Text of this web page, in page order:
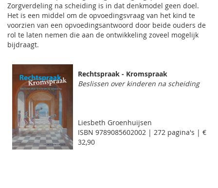
Zorgverdeling na scheiding is in dat denkmodel geen doel.
Het is een middel om de opvoedingsvraag van het kind te
voorzien van een opvoedingsantwoord door beide ouders de
rol te laten nemen die aan de ontwikkeling zoveel mogelijk
bijdraagt.
Rechtspraak - Kromspraak
Beslissen over kinderen na scheiding
Liesbeth Groenhuijsen
ISBN 9789085602002 | 272 pagina's | €
32,90